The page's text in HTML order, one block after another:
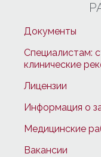
Документы
Специалистам:
клинические
Лицензии
Информация о
Медицинские
Вакансии